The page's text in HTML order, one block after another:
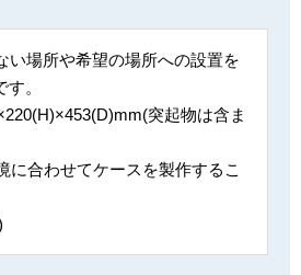
い場所や希望の場所への設置を
。
突起物は含ま
合わせてケースを製作するこ